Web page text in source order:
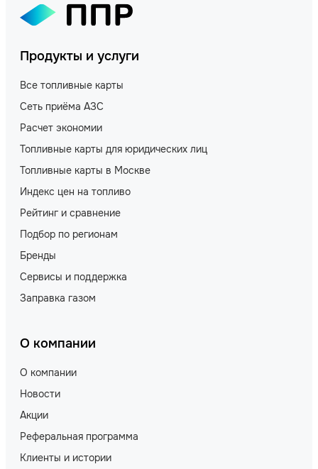
Продукты и услуги
Все топливные карты
Сеть приёма АЗС
Расчет экономии
Топливные карты для юридических лиц
Топливные карты в Москве
Индекс цен на топливо
Рейтинг и сравнение
Подбор по регионам
Бренды
Сервисы и поддержка
Заправка газом
О компании
О компании
Новости
Акции
Реферальная программа
Клиенты и истории